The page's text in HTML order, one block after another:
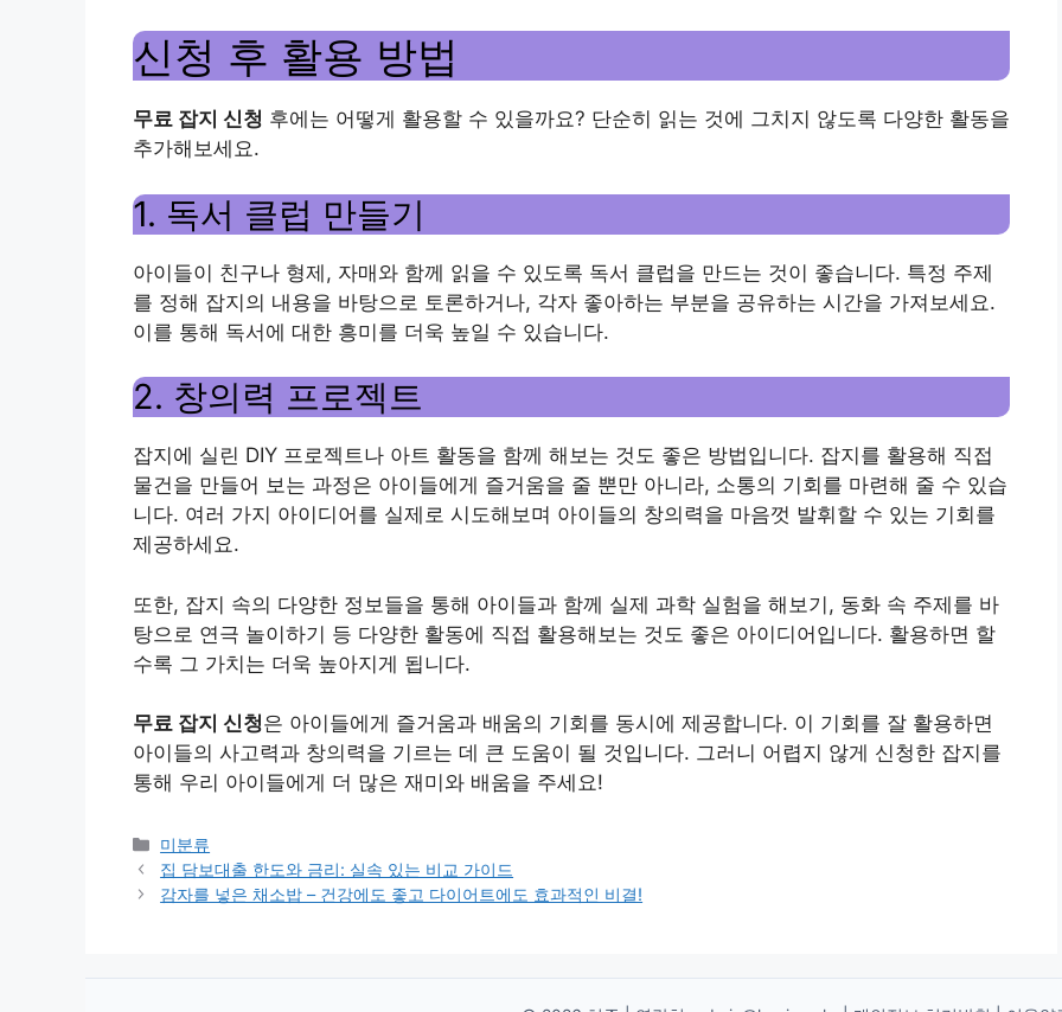
신청 후 활용 방법
무료 잡지 신청 후에는 어떻게 활용할 수 있을까요? 단순히 읽는 것에 그치지 않도록 다양한 활동을
추가해보세요.
1. 독서 클럽 만들기
아이들이 친구나 형제, 자매와 함께 읽을 수 있도록 독서 클럽을 만드는 것이 좋습니다. 특정 주제
를 정해 잡지의 내용을 바탕으로 토론하거나, 각자 좋아하는 부분을 공유하는 시간을 가져보세요.
이를 통해 독서에 대한 흥미를 더욱 높일 수 있습니다.
2. 창의력 프로젝트
잡지에 실린 DIY 프로젝트나 아트 활동을 함께 해보는 것도 좋은 방법입니다. 잡지를 활용해 직접
물건을 만들어 보는 과정은 아이들에게 즐거움을 줄 뿐만 아니라, 소통의 기회를 마련해 줄 수 있습
니다. 여러 가지 아이디어를 실제로 시도해보며 아이들의 창의력을 마음껏 발휘할 수 있는 기회를
제공하세요.
또한, 잡지 속의 다양한 정보들을 통해 아이들과 함께 실제 과학 실험을 해보기, 동화 속 주제를 바
탕으로 연극 놀이하기 등 다양한 활동에 직접 활용해보는 것도 좋은 아이디어입니다. 활용하면 할
수록 그 가치는 더욱 높아지게 됩니다.
무료 잡지 신청은 아이들에게 즐거움과 배움의 기회를 동시에 제공합니다. 이 기회를 잘 활용하면
아이들의 사고력과 창의력을 기르는 데 큰 도움이 될 것입니다. 그러니 어렵지 않게 신청한 잡지를
통해 우리 아이들에게 더 많은 재미와 배움을 주세요!
Categories
미분류
집 담보대출 한도와 금리: 실속 있는 비교 가이드
감자를 넣은 채소밥 – 건강에도 좋고 다이어트에도 효과적인 비결!